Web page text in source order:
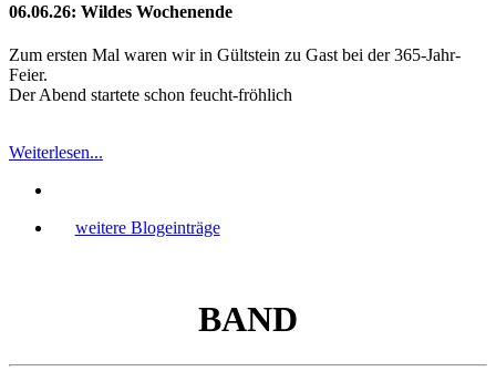
06.06.26: Wildes Wochenende
Zum ersten Mal waren wir in Gültstein zu Gast bei der 365-Jahr-
Feier.
Der Abend startete schon feucht-fröhlich
Weiterlesen...
weitere Blogeinträge
BAND